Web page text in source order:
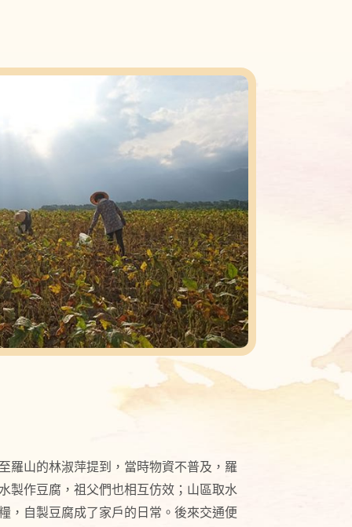
羅山的林淑萍提到，當時物資不普及，羅
製作豆腐，祖父們也相互仿效；山區取水
，自製豆腐成了家戶的日常。後來交通便